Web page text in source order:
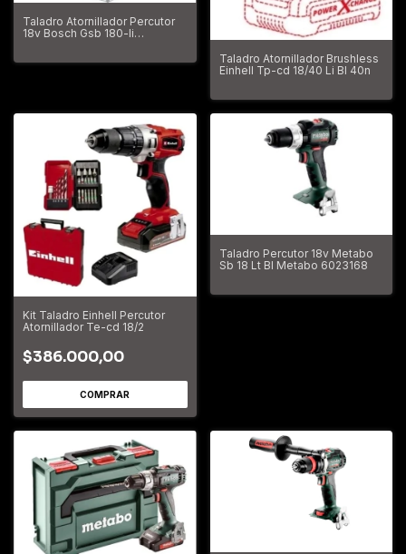
Taladro Atornillador Percutor
18v Bosch Gsb 180-li
Taladro Atornillador Brushless
Einhell Tp-cd 18/40 Li Bl 40n
Kit Taladro Einhell Percutor
Atornillador Te-cd 18/2
$386.000,00
Taladro Percutor 18v Metabo
Sb 18 Lt Bl Metabo 6023168